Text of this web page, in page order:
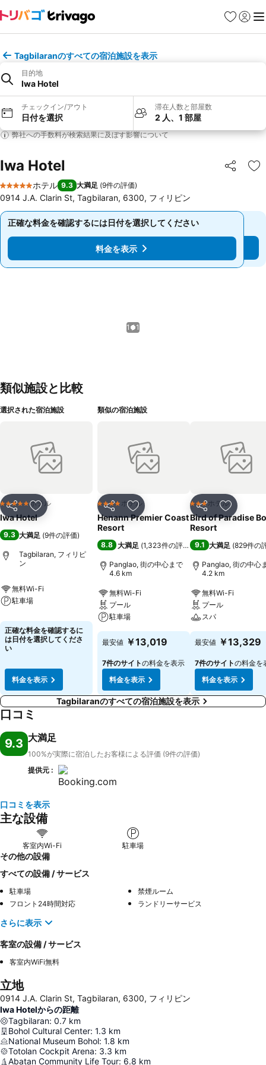
お気に入り
ログイ
メ
Tagbilaranのすべての宿泊施設を表示
目的地
Iwa Hotel
チェックイン/アウト
日付を選択
滞在人数と部屋数
2 人、1 部屋
弊社への手数料が検索結果に及ぼす影響について
Iwa Hotel シェア
お
5 ホテルのランク
ホテル 9.3 大満足 (9件の評価)
0914 J.A. Clarin St, Tagbilaran, 6300, フィリピン
正確な料金を確認するには日付を選択してください
料金を表示
正確な料金を確認するには日付を選択してください
料金を表示
1 / 1
類似施設と比較
選択された宿泊施設
シェア お気に入りに追加
5 ホテルのランク
ホテル
Iwa Hotel
9.3 大満足 (9件の評価)
Tagbilaran, フィリピ
ン
無料Wi-Fi
駐車場
正確な料金を確認するに
は日付を選択してくださ
い
料金を表示
類似の宿泊施設
シェア お気に入りに追加
4 ホテルのランク
ホテル
Henann Premier Coast
Resort
8.8 大満足 (1,323件の評価 )
Panglao, 街の中心まで
4.6 km
無料Wi-Fi
プール
駐車場
最安値 ￥13,019
7件のサイトの料金を表示
料金を表示
シェア お気に入
3 ホテルのランク
ホテル
Bird of Paradise
Resort
9.1 大満足 (829件の
Panglao, 街の中心
4.2 km
無料Wi-Fi
プール
スパ
最安値 ￥13,329
7件のサイトの料金を
料金を表示
Tagbilaranのすべての宿泊施設を表示
口コミ
9.3 大満足
100%が実際に宿泊したお客様による評価 (9件の評価)
提供元 :
口コミを表示
主な設備
客室内Wi-Fi 駐車場
その他の設備
すべての設備 / サービス
駐車場
禁煙ルーム
フロント24時間対応
ランドリーサービス
さらに表示
客室の設備 / サービス
客室内WiFi無料
立地
0914 J.A. Clarin St, Tagbilaran, 6300, フィリピン
Iwa Hotelからの距離
Tagbilaran: 0.7 km
Bohol Cultural Center: 1.3 km
National Museum Bohol: 1.8 km
Totolan Cockpit Arena: 3.3 km
Abatan Community Life Tour: 6.8 km